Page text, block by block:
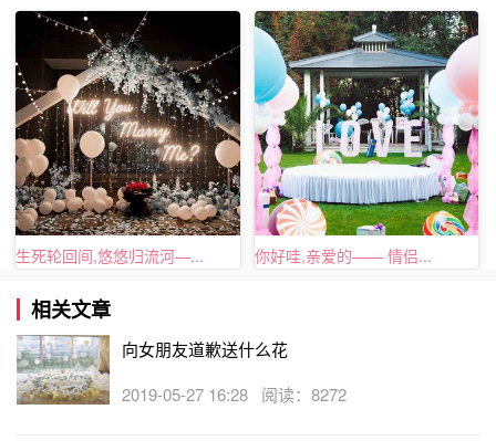
比起烛光晚餐，一份简简单单的早餐更容易打动一个女
孩，如果你在恋爱纪念日为她准备一份爱心早餐求婚，一定
会有别样的温馨感动。那是一个阳光明媚的早晨，当她醒
来，发现餐桌上放着你为她准备的爱心早餐，不用多么精
致，一碗粥，一份煎蛋，简单的小菜，留着你亲手写的字
条:我想天天给你做早餐。这样的温馨，足以感动任何一个
女孩。
生死轮回间,悠悠归流河—... 你好哇,亲爱的—— 情侣...
相关文章
向女朋友道歉送什么花
2019-05-27 16:28 阅读：8272